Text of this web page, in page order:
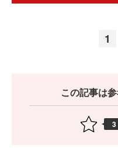
1
この記事は
3